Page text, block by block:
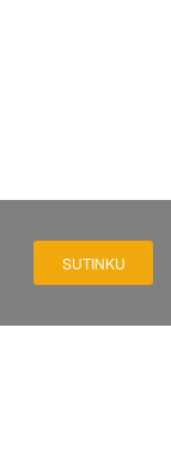
SUTINKU